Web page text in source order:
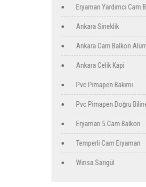
Eryaman Yardımcı Cam
Ankara Sineklik
Ankara Cam Balkon
Ankara Celik Kapi
Pvc Pimapen Bakımı
Pvc Pimapen Doğru
Eryaman 5 Cam Balkon
Temperli Cam Eryaman
Winsa Sarıgül